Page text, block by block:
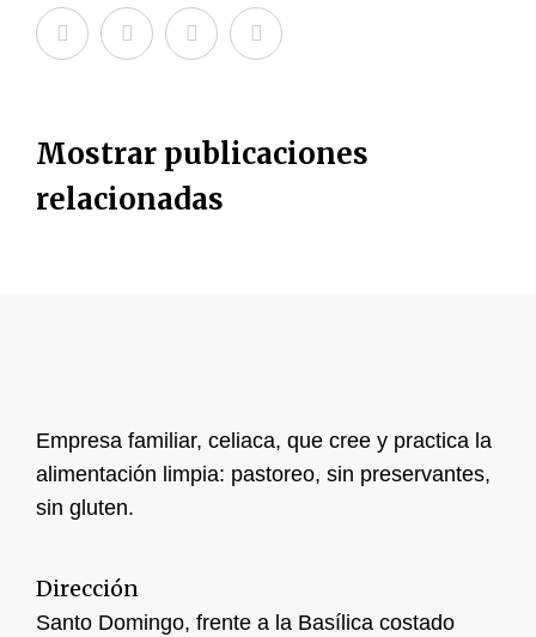
Mostrar publicaciones
relacionadas
Empresa familiar, celiaca, que cree y practica la
alimentación limpia: pastoreo, sin preservantes,
sin gluten.
Dirección
Santo Domingo, frente a la Basílica costado